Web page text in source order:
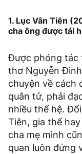
1. Lục Vân Tiên
cha ông được tái
Được phóng tác
thơ Nguyễn Đình
chuyện về cách
quân tử, phải
nhiều thế hệ.
Tiên, gia thế
cha mẹ mình
quan luôn đứng